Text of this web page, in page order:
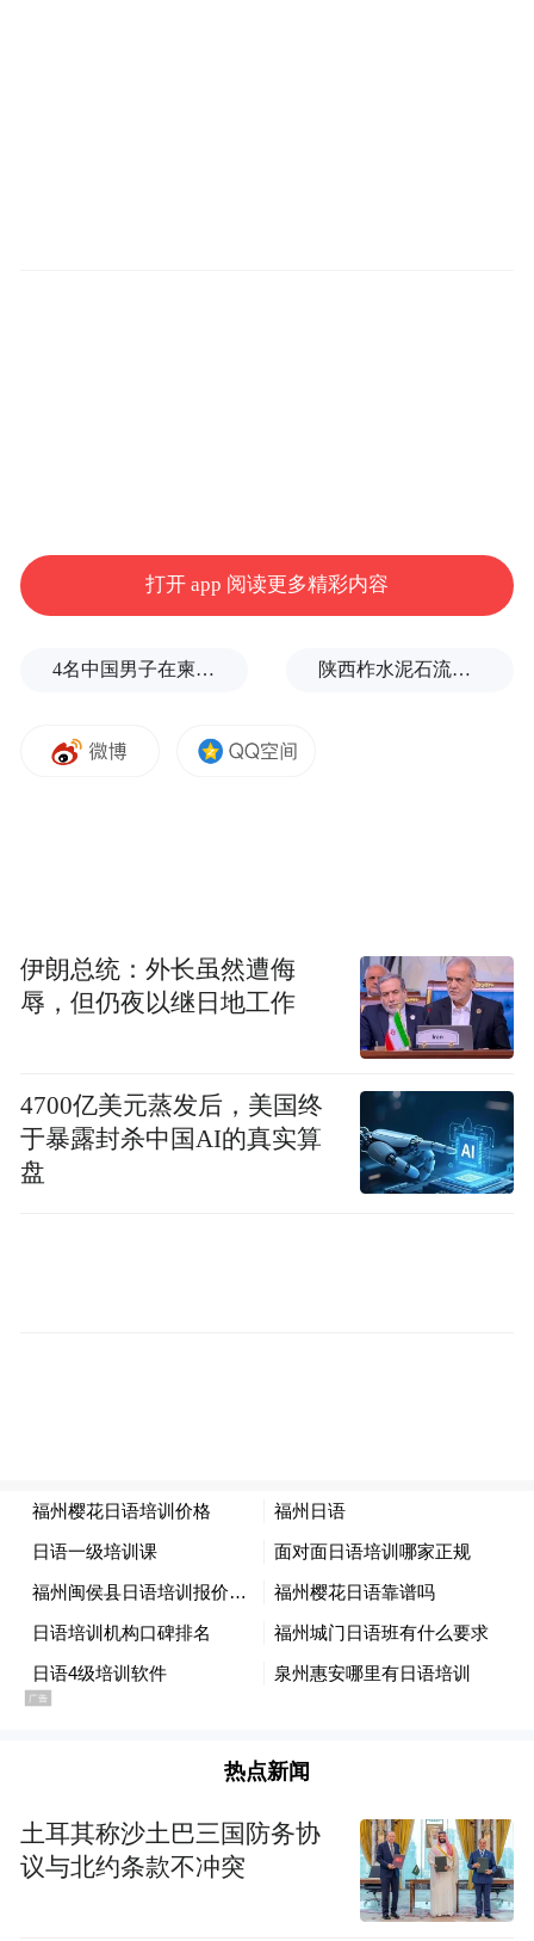
销量破万，成为国内大型SUV市场的一匹黑
月上市的全新蔚来ES8，不仅实现了11月和
12月还取代了问界M8，成为国内大型SUV的
美的答卷。累计销量达到了12.5万辆，同比
增长71.7%创下历史新高。其中蔚来品牌销量
超6.7万辆，同样也创下历史新高。
万辆，创历史新高同比也增长了47%。
虽然从销量数据上来看，蔚来汽车2025年在
理想相差非常少了，2025年理想的销量为
40.6万辆。而在2024年，理想的销量高达50
万辆，蔚来同期的销量20.1万辆。
打开 app 阅读更多精彩内容
4名中国男子在柬埔寨杀人抛尸，被判无期 陕西柞水泥石流已致2人死亡，仍有1人失联
伊朗总统：外长虽然遭侮
辱，但仍夜以继日地工作
4700亿美元蒸发后，美国终
于暴露封杀中国AI的真实算
盘
热点新闻
土耳其称沙土巴三国防务协
议与北约条款不冲突